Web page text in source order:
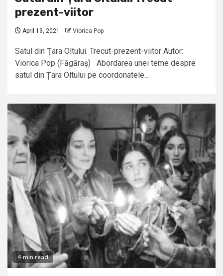
prezent-viitor
April 19, 2021 Viorica Pop
Satul din Ţara Oltului. Trecut-prezent-viitor Autor:
Viorica Pop (Făgăraş) Abordarea unei teme despre
satul din Țara Oltului pe coordonatele...
4 min read